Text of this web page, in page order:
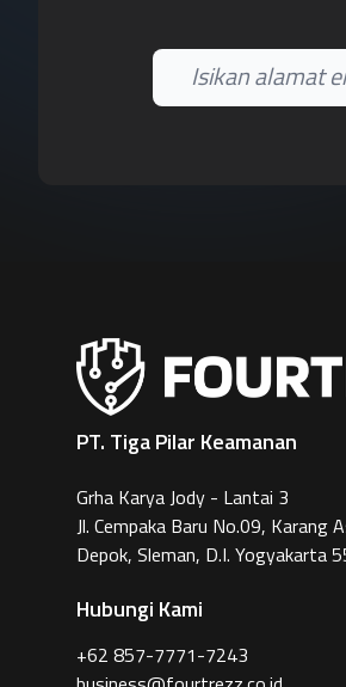
PT. Tiga Pilar Keamanan
Grha Karya Jody - Lantai 3
Jl. Cempaka Baru No.09, Karang
Depok, Sleman, D.I. Yogyakarta
Hubungi Kami
+62 857-7771-7243